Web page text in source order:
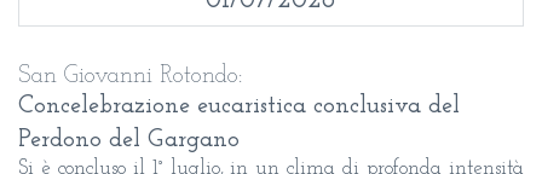
San Giovanni Rotondo:
Concelebrazione eucaristica conclusiva del
Perdono del Gargano
Si è concluso il 1° luglio, in un clima di profonda intensità